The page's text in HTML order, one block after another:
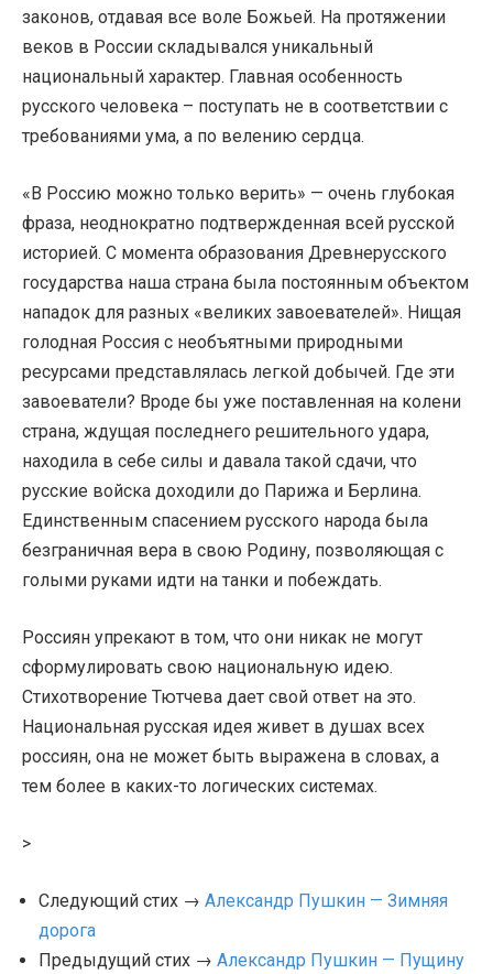
законов, отдавая все воле Божьей. На протяжении
веков в России складывался уникальный
национальный характер. Главная особенность
русского человека – поступать не в соответствии с
требованиями ума, а по велению сердца.
«В Россию можно только верить» — очень глубокая
фраза, неоднократно подтвержденная всей русской
историей. С момента образования Древнерусского
государства наша страна была постоянным объектом
нападок для разных «великих завоевателей». Нищая
голодная Россия с необъятными природными
ресурсами представлялась легкой добычей. Где эти
завоеватели? Вроде бы уже поставленная на колени
страна, ждущая последнего решительного удара,
находила в себе силы и давала такой сдачи, что
русские войска доходили до Парижа и Берлина.
Единственным спасением русского народа была
безграничная вера в свою Родину, позволяющая с
голыми руками идти на танки и побеждать.
Россиян упрекают в том, что они никак не могут
сформулировать свою национальную идею.
Стихотворение Тютчева дает свой ответ на это.
Национальная русская идея живет в душах всех
россиян, она не может быть выражена в словах, а
тем более в каких-то логических системах.
>
Следующий стих → Александр Пушкин — Зимняя
дорога
Предыдущий стих → Александр Пушкин — Пущину